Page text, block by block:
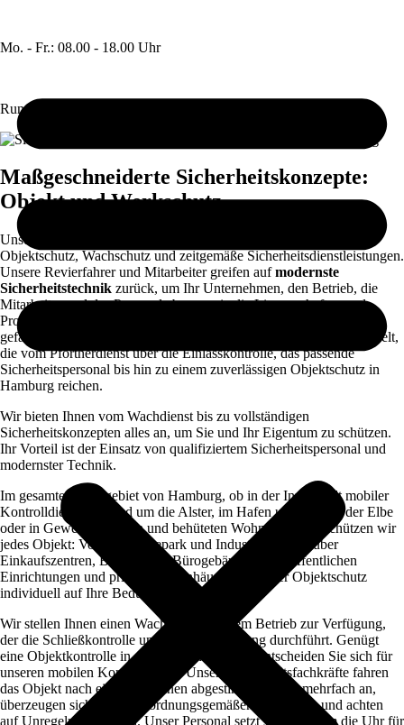
Mo. - Fr.: 08.00 - 18.00 Uhr
Rund um die Uhr erreichbar
Maßgeschneiderte Sicherheitskonzepte:
Objekt und Werkschutz
Unser Sicherheitsunternehmen steht seit 1992 für professionellen
Objektschutz, Wachschutz und zeitgemäße Sicherheitsdienstleistungen.
Unsere Revierfahrer und Mitarbeiter greifen aufmodernste
Sicherheitstechnik zurück, um Ihr Unternehmen, den Betrieb, die
Mitarbeiter und das Personal ebenso wie die Liegenschaften und
Produkte zu schützen. Im Zuge der letzten Jahre hat sich ein breit
gefächertes
entwickelt,
die vom Pförtnerdienst über die Einlasskontrolle, das passende
Sicherheitspersonal bis hin zu einem zuverlässigen Objektschutz in
Hamburg reichen.
Wir bieten Ihnen vom Wachdienst bis zu vollständigen
Sicherheitskonzepten alles an, um Sie und Ihr Eigentum zu schützen.
Ihr Vorteil ist der Einsatz von qualifiziertem Sicherheitspersonal und
modernster Technik.
Im gesamten Stadtgebiet von Hamburg, ob in der Innenstadt mobiler
Kontrolldienstund rund um die Alster, im Hafen und entlang der Elbe
oder in Gewerbegebieten und behüteten Wohngegenden schützen wir
jedes Objekt: Vom Gewerbepark und Industriegelände über
Einkaufszentren, Banken und Bürogebäude bis zu öffentlichen
Einrichtungen und privaten Wohnhäusern wird der Objektschutz
individuell auf Ihre Bedürfnisse ausgerichtet.
Wir stellen Ihnen einen Wachdienst in Ihrem Betrieb zur Verfügung,
der die Schließkontrolle und die Überwachung durchführt. Genügt
eine Objektkontrolle in gewissen Intervallen, entscheiden Sie sich für
unseren mobilen Kontrolldienst. Unsere Sicherheitsfachkräfte fahren
das Objekt nach einem mit Ihnen abgestimmten Plan mehrfach an,
überzeugen sich von dem ordnungsgemäßen Verschluss und achten
auf Unregelmäßigkeiten. Unser Personal setzt sich rund um die Uhr für